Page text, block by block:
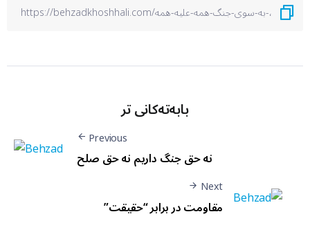
بابەتەکانی تر
Previous
نه حق جنگ داریم نه حق صلح
Next
مقاومت در برابر “حقیقت”